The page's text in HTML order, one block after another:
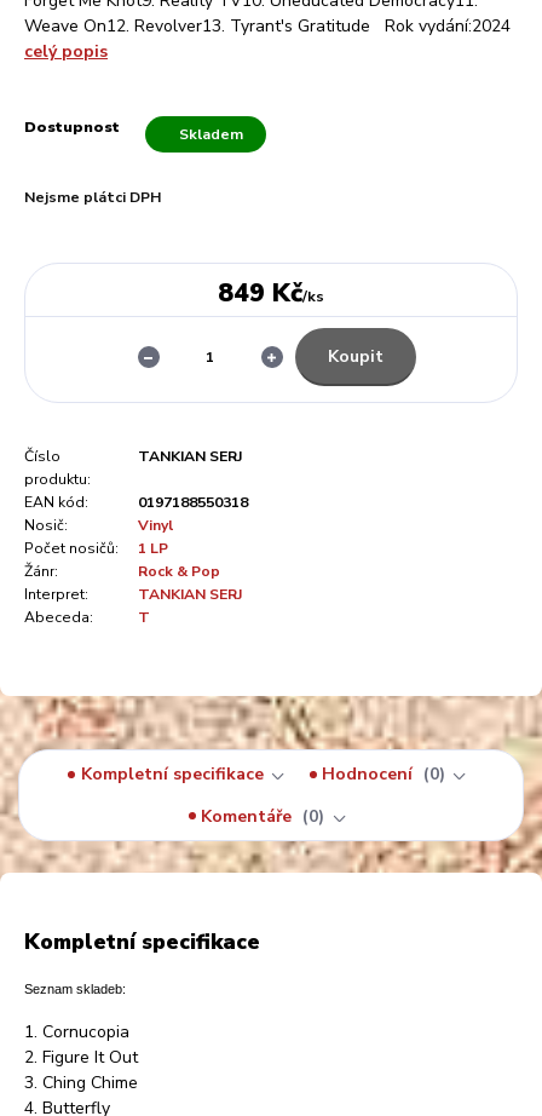
Weave On12. Revolver13. Tyrant's Gratitude Rok vydání:2024
celý popis
Dostupnost Skladem
Nejsme plátci DPH
849 Kč/ks
Koupit
Číslo
produktu:
TANKIAN SERJ
EAN kód:
0197188550318
Nosič:
Vinyl
Počet nosičů:
1 LP
Žánr:
Rock & Pop
Interpret:
TANKIAN SERJ
Abeceda:
T
Kompletní specifikace Hodnocení
0
Komentáře
0
Kompletní specifikace
Seznam skladeb:
1. Cornucopia
2. Figure It Out
3. Ching Chime
4. Butterfly